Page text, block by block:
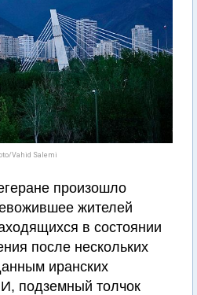
Vahid Salemi
произошло
жителей
в состоянии
после нескольких
иранских
подземный толчок